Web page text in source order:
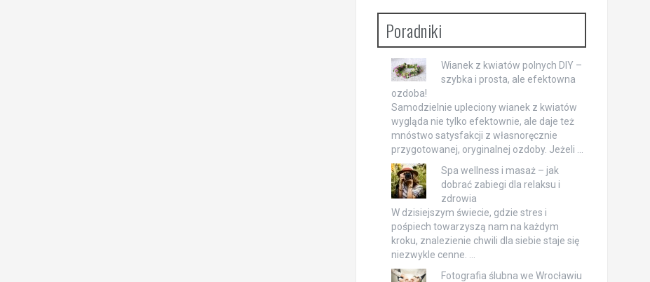
Poradniki
Wianek z kwiatów polnych DIY –
szybka i prosta, ale efektowna
ozdoba!
Samodzielnie upleciony wianek z kwiatów
wygląda nie tylko efektownie, ale daje też
mnóstwo satysfakcji z własnoręcznie
przygotowanej, oryginalnej ozdoby. Jeżeli …
Spa wellness i masaż – jak
dobrać zabiegi dla relaksu i
zdrowia
W dzisiejszym świecie, gdzie stres i
pośpiech towarzyszą nam na każdym
kroku, znalezienie chwili dla siebie staje się
niezwykle cenne. …
Fotografia ślubna we Wrocławiu